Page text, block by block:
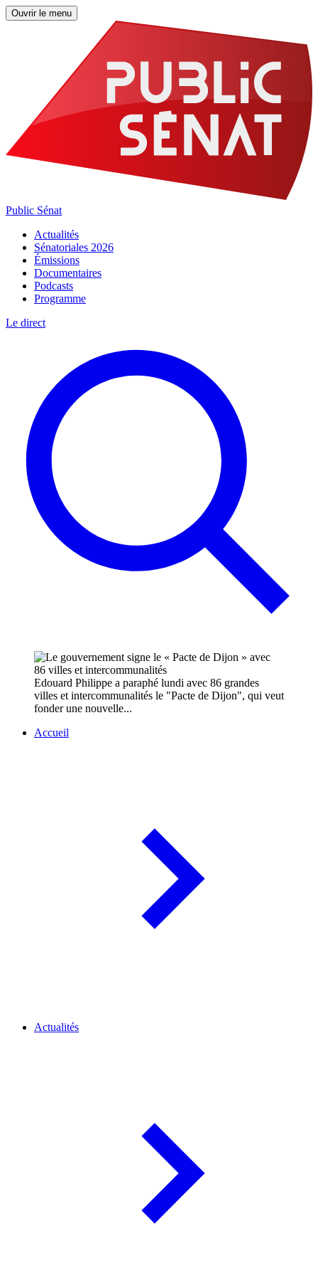
Ouvrir le menu
Public Sénat
Actualités
Sénatoriales 2026
Émissions
Documentaires
Podcasts
Programme
Le direct
Edouard Philippe a paraphé lundi avec 86 grandes
villes et intercommunalités le "Pacte de Dijon", qui veut
fonder une nouvelle...
Accueil
Actualités